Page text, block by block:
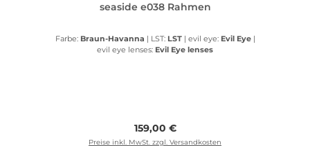
seaside e038 Rahmen
Farbe: Braun-Havanna | LST: LST | evil eye: Evil Eye |
evil eye lenses: Evil Eye lenses
Regulärer Preis:
159,00 €
Preise inkl. MwSt. zzgl. Versandkosten